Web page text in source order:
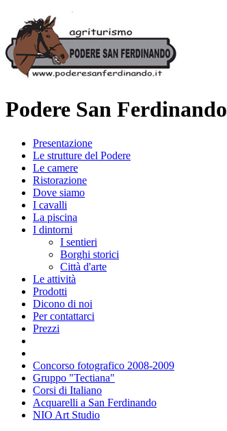
Podere San Ferdinando
Presentazione
Le strutture del Podere
Le camere
Ristorazione
Dove siamo
I cavalli
La piscina
I dintorni
I sentieri
Borghi storici
Città d'arte
Le attività
Prodotti
Dicono di noi
Per contattarci
Prezzi
Concorso fotografico 2008-2009
Gruppo "Tectiana"
Corsi di Italiano
Acquarelli a San Ferdinando
NIO Art Studio